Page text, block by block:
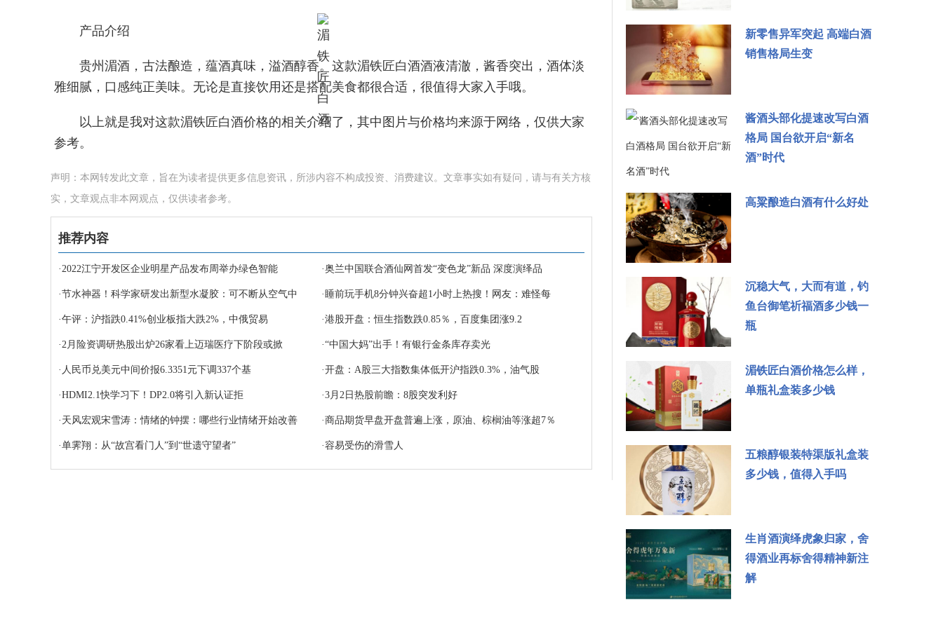
产品介绍
贵州湄酒，古法酿造，蕴酒真味，溢酒醇香。这款湄铁匠白酒酒液清澈，酱香突出，酒体淡
雅细腻，口感纯正美味。无论是直接饮用还是搭配美食都很合适，很值得大家入手哦。
以上就是我对这款湄铁匠白酒价格的相关介绍了，其中图片与价格均来源于网络，仅供大家
参考。
声明：本网转发此文章，旨在为读者提供更多信息资讯，所涉内容不构成投资、消费建议。文章事实如有疑问，请与有关方核
实，文章观点非本网观点，仅供读者参考。
推荐内容
·2022江宁开发区企业明星产品发布周举办绿色智能 ·奥兰中国联合酒仙网首发“变色龙”新品 深度演绎品
·节水神器！科学家研发出新型水凝胶：可不断从空气中 · 睡前玩手机8分钟兴奋超1小时上热搜！网友：难怪每
·午评：沪指跌0.41%创业板指大跌2%，中俄贸易 ·港股开盘：恒生指数跌0.85％，百度集团涨9.2
·2月险资调研热股出炉26家看上迈瑞医疗下阶段或掀 ·“中国大妈”出手！有银行金条库存卖光
· 人民币兑美元中间价报6.3351元下调337个基 ·开盘：A股三大指数集体低开沪指跌0.3%，油气股
·HDMI2.1快学习下！DP2.0将引入新认证拒 ·3月2日热股前瞻：8股突发利好
· 天风宏观宋雪涛：情绪的钟摆：哪些行业情绪开始改善 ·商品期货早盘开盘普遍上涨，原油、棕榈油等涨超7％
·单霁翔：从“故宫看门人”到“世遗守望者” ·容易受伤的滑雪人
新零售异军突起 高端白酒
销售格局生变
酱酒头部化提速改写白酒
格局 国台欲开启“新名
酒”时代
高粱酿造白酒有什么好处
沉稳大气，大而有道，钓
鱼台御笔祈福酒多少钱一
瓶
湄铁匠白酒价格怎么样，
单瓶礼盒装多少钱
五粮醇银装特渠版礼盒装
多少钱，值得入手吗
生肖酒演绎虎象归家，舍
得酒业再标舍得精神新注
解